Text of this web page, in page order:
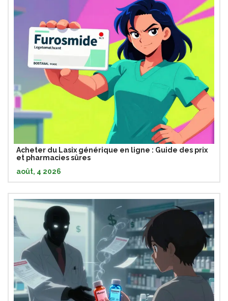
Acheter du Lasix générique en ligne : Guide des prix
et pharmacies sûres
août, 4 2026